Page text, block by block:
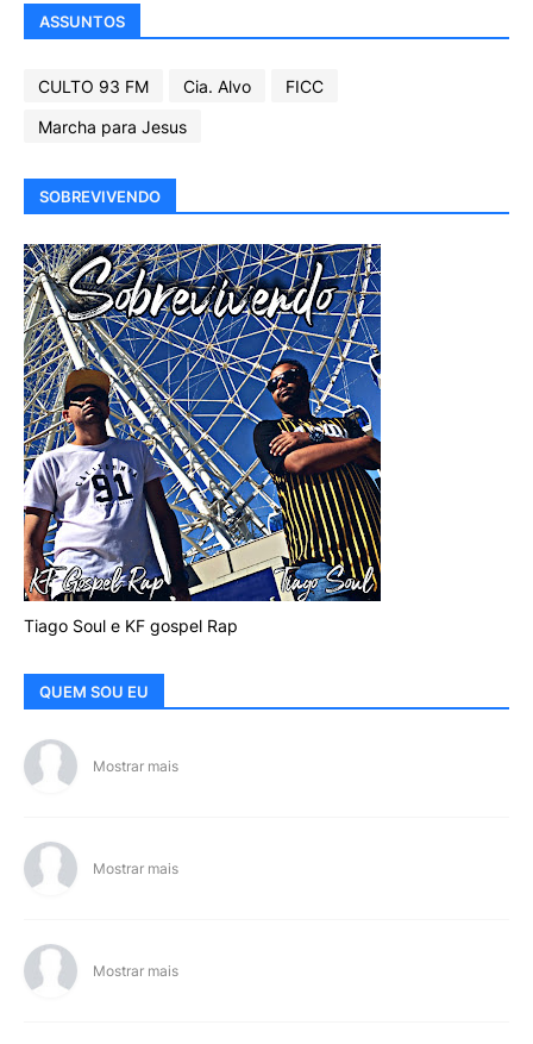
ASSUNTOS
CULTO 93 FM Cia. Alvo
FICC
Marcha para Jesus
SOBREVIVENDO
Tiago Soul e KF gospel Rap
QUEM SOU EU
Mostrar mais
Mostrar mais
Mostrar mais